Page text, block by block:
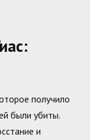
получило
были убиты.
и